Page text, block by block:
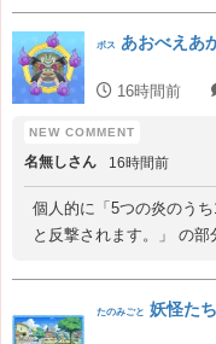
ボス あおべえあ
16時間前
名無しさん 16時間前
個人的に「5つの炎のう
と反撃されます。」 の
たのみごと 妖怪た